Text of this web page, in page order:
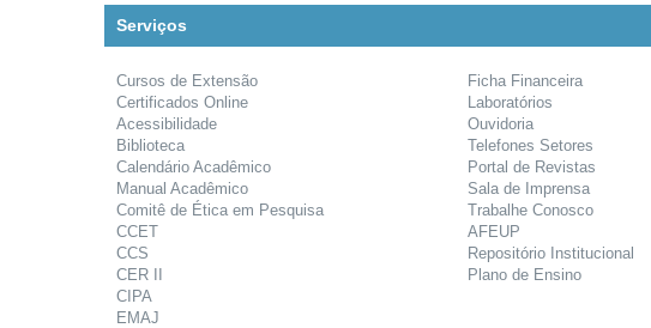
Serviços
Cursos de Extensão
Certificados Online
Acessibilidade
Biblioteca
Calendário Acadêmico
Manual Acadêmico
Comitê de Ética em Pesquisa
CCET
CCS
CER II
CIPA
EMAJ
Ficha Financeira
Laboratórios
Ouvidoria
Telefones Setores
Portal de Revistas
Sala de Imprensa
Trabalhe Conosco
AFEUP
Repositório Institucional
Plano de Ensino